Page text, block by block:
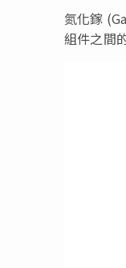
氮化鎵
組件之間